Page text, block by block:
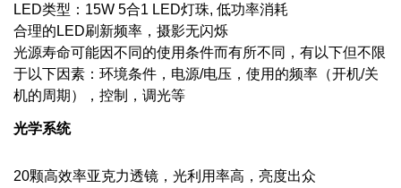
LED类型：15W 5合1 LED灯珠, 低功率消耗
合理的LED刷新频率，摄影无闪烁
光源寿命可能因不同的使用条件而有所不同，有以下但不限
于以下因素：环境条件，电源/电压，使用的频率（开机/关
机的周期），控制，调光等
光学系统
20颗高效率亚克力透镜，光利用率高，亮度出众